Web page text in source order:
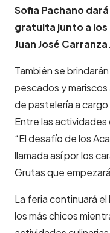
Sofia Pachano
gratuita junto a los
Juan José Carranza.
También se
pescados y mariscos
de pastelería a
Entre las
“El desafío de los
llamada así por los
Grutas que
La feria continuará
los más chicos